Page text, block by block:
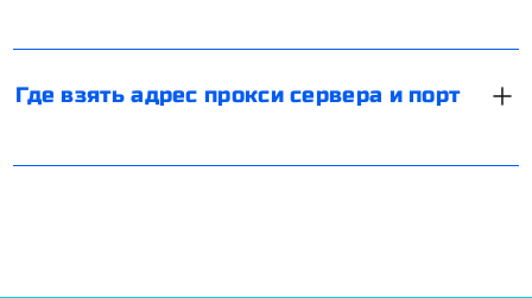
Где взять адрес прокси сервера и порт
получить IP-адрес» стоит галочка, значит никакой
вы увидите там цифры, то это и будет ваш адрес.